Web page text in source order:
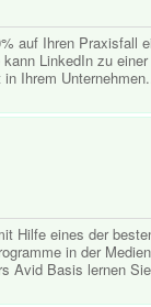
auf Ihren
LinkedIn zu
Ihrem
Hilfe eines der
in der
Avid Basis lernen